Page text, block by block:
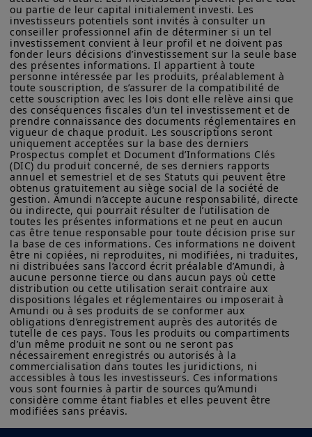
Leçons de l’été :
visibilité sur les
bénéfices et évolution
des courbes de taux
Points clés
L’été n’a pas interrompu la forte
hausse des marchés actions débutée
le 8 avril. Les publications de
résultats ont même amplifié
l'ambiance positive, en particulier
aux États-Unis et en ce qui concerne
les grandes entreprises
technologiques. Les valeurs
financières, notamment en Europe,
en ont également bénéficié. En
conséquence, le S&P 500 est encore
plus concentré qu’il ne l’était en
début d’année et les valorisations
sont à nouveau au plus haut. Cela
sur les produits figurant sur ce site ne sont données qu’à titre
indicatif et constituent une présentation générale de nos
produits et services. Ces informations ne sont pas exhaustives,
peuvent évoluer dans le temps et être mises à jour par Amundi
Asset Management, sans préavis et à tout moment.
Votre accès à ce site est soumis au respect de la
réglementation française en vigueur et aux «Mentions légales /
Conditions générales d’accès au site».
En choisissant d’accéder à notre site, vous reconnaissez avoir
pris connaissance de ces Conditions et les avoir acceptées.
Nous vous conseillons, dans votre intérêt, de les lire
attentivement.
ou partie de leur capital initialement investi. Les
investisseurs potentiels sont invités à consulter un
conseiller professionnel afin de déterminer si un tel
investissement convient à leur profil et ne doivent pas
fonder leurs décisions d’investissement sur la seule base
des présentes informations. Il appartient à toute
personne intéressée par les produits, préalablement à
toute souscription, de s’assurer de la compatibilité de
cette souscription avec les lois dont elle relève ainsi que
des conséquences fiscales d’un tel investissement et de
prendre connaissance des documents réglementaires en
vigueur de chaque produit. Les souscriptions seront
uniquement acceptées sur la base des derniers
Prospectus complet et Document d’Informations Clés
(DIC) du produit concerné, de ses derniers rapports
annuel et semestriel et de ses Statuts qui peuvent être
obtenus gratuitement au siège social de la société de
gestion. Amundi n’accepte aucune responsabilité, directe
ou indirecte, qui pourrait résulter de l’utilisation de
toutes les présentes informations et ne peut en aucun
cas être tenue responsable pour toute décision prise sur
la base de ces informations. Ces informations ne doivent
être ni copiées, ni reproduites, ni modifiées, ni traduites,
ni distribuées sans l’accord écrit préalable d’Amundi, à
aucune personne tierce ou dans aucun pays où cette
distribution ou cette utilisation serait contraire aux
dispositions légales et réglementaires ou imposerait à
Amundi ou à ses produits de se conformer aux
obligations d’enregistrement auprès des autorités de
tutelle de ces pays. Tous les produits ou compartiments
d’un même produit ne sont ou ne seront pas
nécessairement enregistrés ou autorisés à la
commercialisation dans toutes les juridictions, ni
accessibles à tous les investisseurs. Ces informations
vous sont fournies à partir de sources qu’Amundi
considère comme étant fiables et elles peuvent être
modifiées sans préavis.